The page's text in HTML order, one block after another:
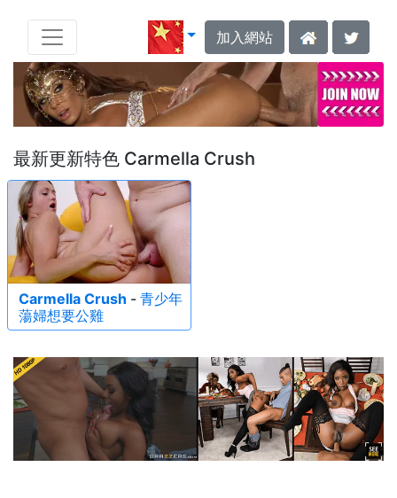
加入網站
最新更新特色 Carmella Crush
Carmella Crush - 青少年
蕩婦想要公雞